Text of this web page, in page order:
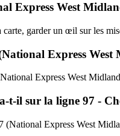
Express West
garder un œil sur les
Express
Express West
t-il sur la ligne 97 -
(National Express West